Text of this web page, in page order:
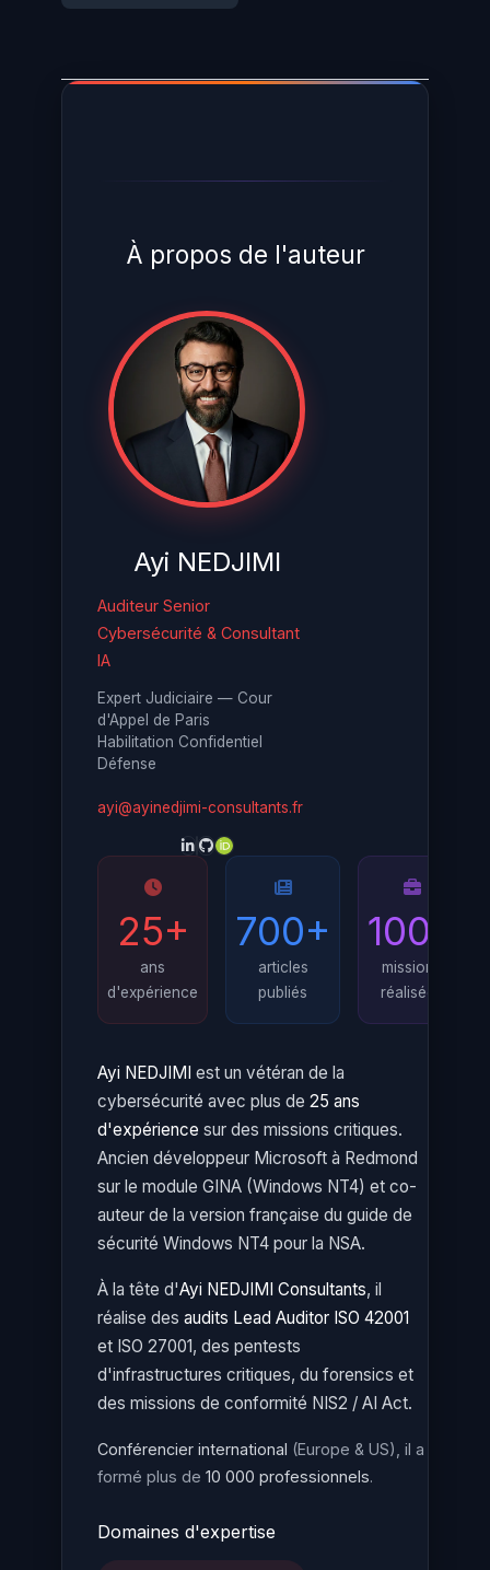
À propos de l'auteur
Ayi NEDJIMI
Auditeur Senior
Cybersécurité & Consultant
IA
Expert Judiciaire — Cour
d'Appel de Paris
Habilitation Confidentiel
Défense
ayi@ayinedjimi-consultants.fr
25+
ans
d'expérience
700+
articles
publiés
100+
missions
réalisées
Ayi NEDJIMI est un vétéran de la
cybersécurité avec plus de 25 ans
d'expérience sur des missions critiques.
Ancien développeur Microsoft à Redmond
sur le module GINA (Windows NT4) et co-
auteur de la version française du guide de
sécurité Windows NT4 pour la NSA.
À la tête d'Ayi NEDJIMI Consultants, il
réalise des audits Lead Auditor ISO 42001
et ISO 27001, des pentests
d'infrastructures critiques, du forensics et
des missions de conformité NIS2 / AI Act.
Conférencier international (Europe & US), il a
formé plus de 10 000 professionnels.
Domaines d'expertise